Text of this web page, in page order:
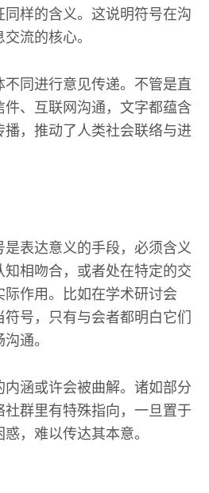
样的含义。这说明符号在沟
流的核心。
同进行意见传递。不管是直
、互联网沟通，文字都蕴含
，推动了人类社会联络与进
表达意义的手段，必须含义
相吻合，或者处在特定的交
作用。比如在学术研讨会
号，只有与会者都明白它们
通。
涵或许会被曲解。诸如部分
社群里有特殊指向，一旦置于
，难以传达其本意。